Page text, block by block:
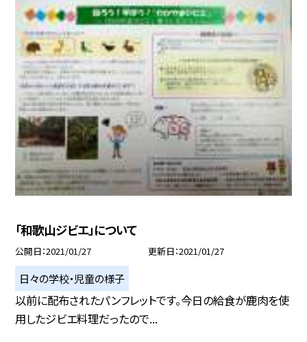
「和歌山ジビエ」について
公開日 2021/01/27 更新日 2021/01/27
日々の学校・児童の様子
以前に配布されたパンフレットです。今日の給食が鹿肉を使
用したジビエ料理だったので...